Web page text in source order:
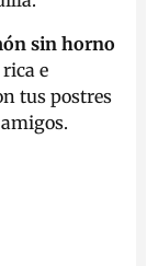
sin horno
rica e
tus postres